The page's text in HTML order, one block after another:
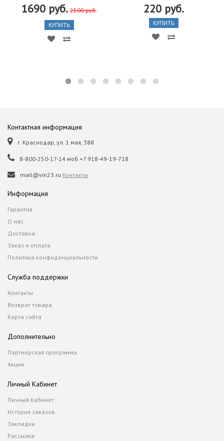
1690 руб. 2500 руб.
КУПИТЬ
220 руб.
КУПИТЬ
Контактная информация
г. Краснодар, ул. 1 мая, 388
8-800-250-17-14 моб.+7 918-49-19-718
mail@vin23.ru Контакты
Информация
Гарантия
О нас
Доставка
Заказ и оплата
Политика конфиденциальности
Служба поддержки
Контакты
Возврат товара
Карта сайта
Дополнительно
Партнерская программа
Акции
Личный Кабинет
Личный Кабинет
История заказов
Закладки
Рассылка